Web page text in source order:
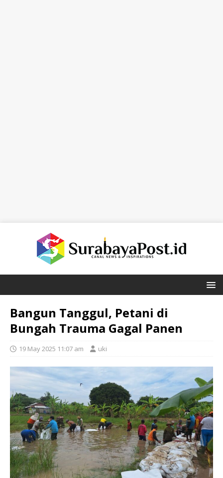
Bangun Tanggul, Petani di
Bungah Trauma Gagal Panen
19 May 2025 11:07 am uki